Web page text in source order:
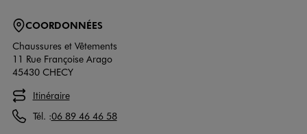
COORDONNÉES
Chaussures et Vêtements
11 Rue Françoise Arago
45430 CHECY
Itinéraire
Tél. :06 89 46 46 58